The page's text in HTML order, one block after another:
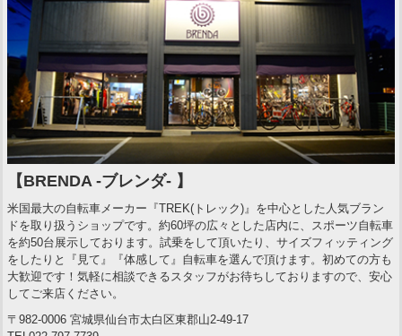
【BRENDA -ブレンダ- 】
米国最大の自転車メーカー『TREK(トレック)』を中心とした人気ブラン
ドを取り扱うショップです。約60坪の広々とした店内に、スポーツ自転車
を約50台展示しております。試乗をして頂いたり、サイズフィッティング
をしたりと『見て』『体感して』自転車を選んで頂けます。初めての方も
大歓迎です！気軽に相談できるスタッフがお待ちしておりますので、安心
してご来店ください。
〒982-0006 宮城県仙台市太白区東郡山2-49-17